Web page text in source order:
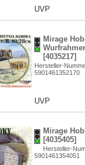
UVP
Mirage
[4035217]
Hersteller-
5901461352170
UVP
Mirage
[4035405]
Hersteller-
5901461354051